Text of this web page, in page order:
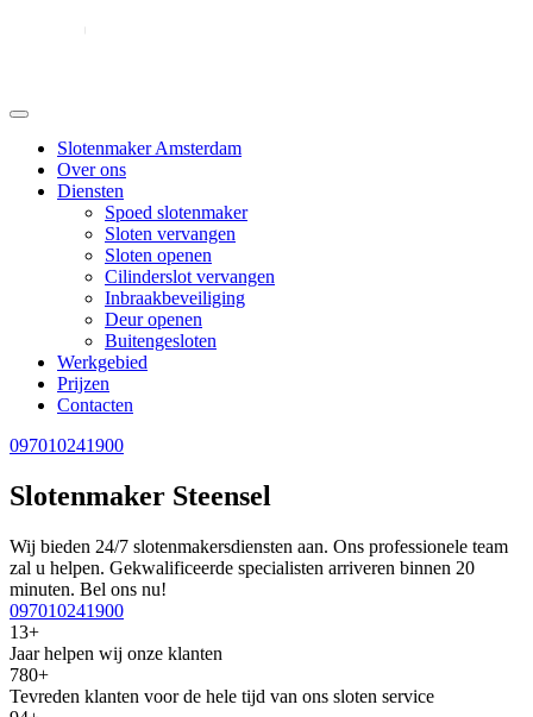
Slotenmaker Amsterdam
Over ons
Diensten
Spoed slotenmaker
Sloten vervangen
Sloten openen
Cilinderslot vervangen
Inbraakbeveiliging
Deur openen
Buitengesloten
Werkgebied
Prijzen
Contacten
097010241900
Slotenmaker Steensel
Wij bieden 24/7 slotenmakersdiensten aan. Ons professionele team
zal u helpen. Gekwalificeerde specialisten arriveren binnen 20
minuten. Bel ons nu!
097010241900
13+
Jaar helpen wij onze klanten
780+
Tevreden klanten voor de hele tijd van ons sloten service